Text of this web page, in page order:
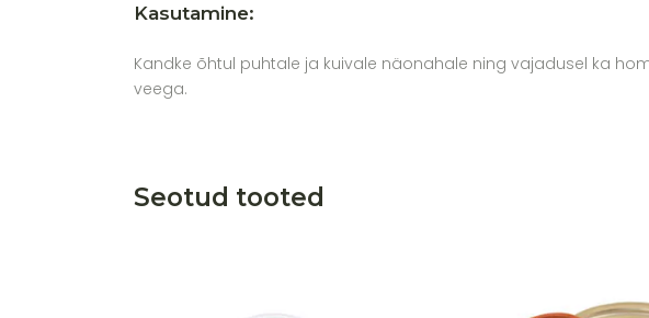
Kasutamine:
Kandke õhtul puhtale ja kuivale näonahale ning vajadusel ka
veega.
Seotud tooted